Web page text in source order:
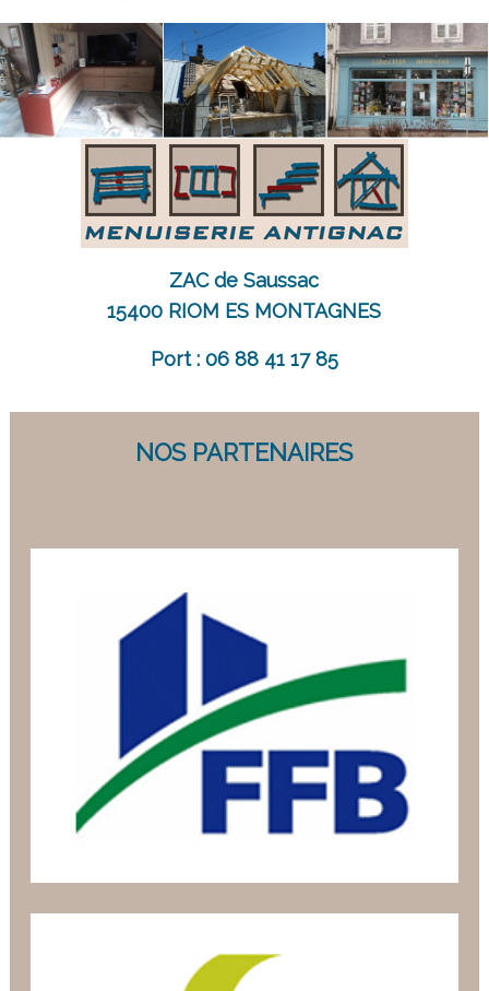
ZAC de Saussac
15400 RIOM ES MONTAGNES
Port : 06 88 41 17 85
NOS PARTENAIRES